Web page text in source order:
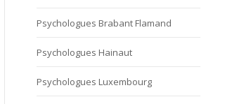
Psychologues Brabant Flamand
Psychologues Hainaut
Psychologues Luxembourg